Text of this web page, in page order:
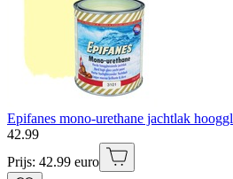
Epifanes mono-urethane jachtlak
42.99
Prijs: 42.99 euro